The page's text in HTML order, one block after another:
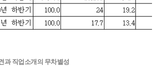
과 직업소개의 무차별성